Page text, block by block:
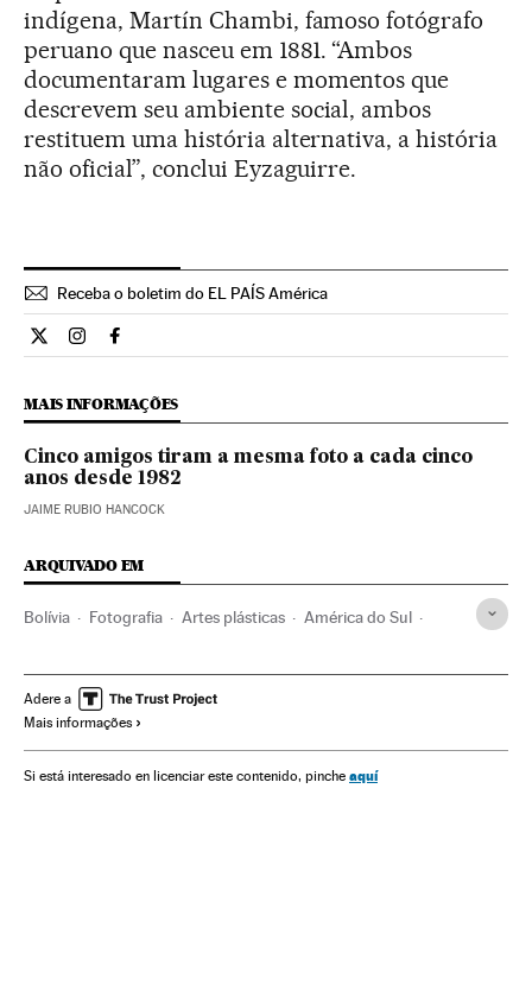
indígena, Martín Chambi, famoso fotógrafo
peruano que nasceu em 1881. “Ambos
documentaram lugares e momentos que
descrevem seu ambiente social, ambos
restituem uma história alternativa, a história
não oficial”, conclui Eyzaguirre.
Receba o boletim do EL PAÍS América
Cultura El País Brasil en Twitter
Cultura El País Brasil en Instagram
Cultura El País Brasil en Facebook
MAIS INFORMAÇÕES
Cinco amigos tiram a mesma foto a cada cinco
anos desde 1982
JAIME RUBIO HANCOCK
ARQUIVADO EM
Bolívia Fotografia Artes plásticas América do Sul
Adere a
Mais informações
Si está interesado en licenciar este contenido, pinche aquí